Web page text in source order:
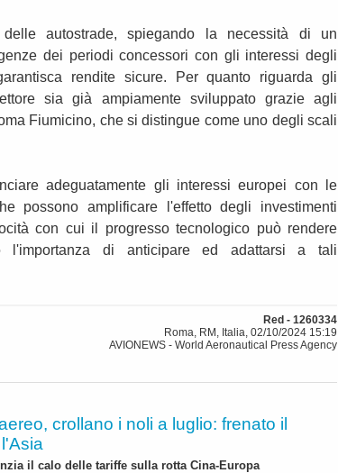
autostrade, spiegando la necessità di un
dei periodi concessori con gli interessi degli
rendite sicure. Per quanto riguarda gli
sia già ampiamente sviluppato grazie agli
Fiumicino, che si distingue come uno degli scali
adeguatamente gli interessi europei con le
possono amplificare l'effetto degli investimenti
con cui il progresso tecnologico può rendere
l'importanza di anticipare ed adattarsi a tali
Red - 1260334
Roma, RM, Italia, 02/10/2024 15:19
AVIONEWS - World Aeronautical Press Agency
crollano i noli a luglio: frenato il
il calo delle tariffe sulla rotta Cina-Europa